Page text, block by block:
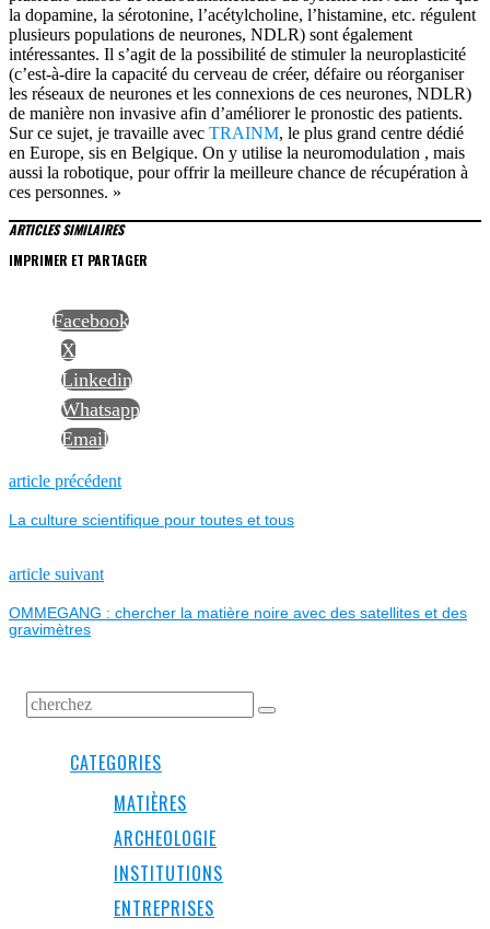
la dopamine, la sérotonine, l’acétylcholine, l’histamine, etc. régulent
plusieurs populations de neurones, NDLR) sont également
intéressantes. Il s’agit de la possibilité de stimuler la neuroplasticité
(c’est-à-dire la capacité du cerveau de créer, défaire ou réorganiser
les réseaux de neurones et les connexions de ces neurones, NDLR)
de manière non invasive afin d’améliorer le pronostic des patients.
Sur ce sujet, je travaille avec TRAINM, le plus grand centre dédié
en Europe, sis en Belgique. On y utilise la neuromodulation , mais
aussi la robotique, pour offrir la meilleure chance de récupération à
ces personnes. »
ARTICLES SIMILAIRES
IMPRIMER ET PARTAGER
Facebook
X
Linkedin
Whatsapp
Email
NAVIGATION
DE
L’ARTICLE
article précédentPrevious
La culture scientifique pour toutes et tous
article suivantNext
OMMEGANG : chercher la matière noire avec des satellites et des
gravimètres
CATEGORIES
MATIÈRES
ARCHEOLOGIE
INSTITUTIONS
ENTREPRISES